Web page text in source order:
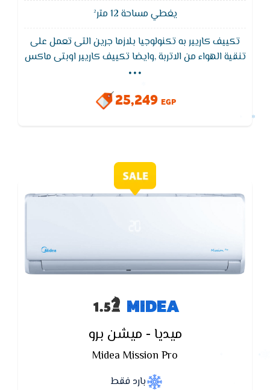
يغطي مساحة 12 متر²
تكييف كاريير به تكنولوجيا بلازما جرين التى تعمل على
تنقية الهواء من الاتربة ,وايضا تكييف كاريير اوبتى ماكس
يتميز بوظيفة التنظيف الذاتى لجهاز التكييف لتجفيف
الـمبادل الحرارى للجهاز لـمنع تكون الروائح والاتربة
...
25,249 EGP
MIDEA
ميديا - ميشن برو
Midea Mission Pro
بارد فقط